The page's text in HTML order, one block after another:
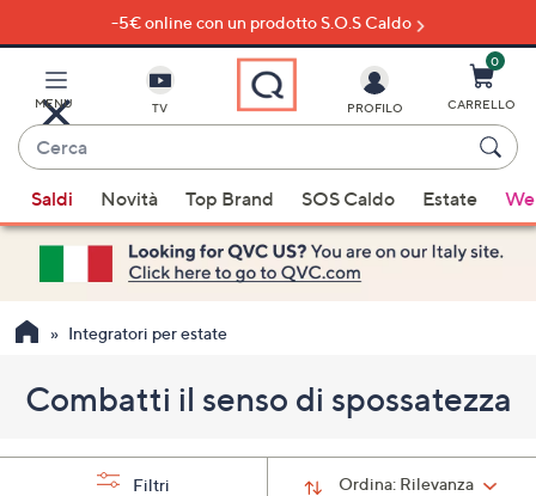
al
principale
-5€ online con un prodotto S.O.S Caldo
MENU TV
Cerca
sono
disponibili
suggerimenti,
usa
i
freccia
su
PROFILO
0
CARRELLO
Saldi Novità Top Brand SOS Caldo Estate
Integratori per estate
Combatti il senso di spossatezza
Ordina: Rilevanza
Filtri